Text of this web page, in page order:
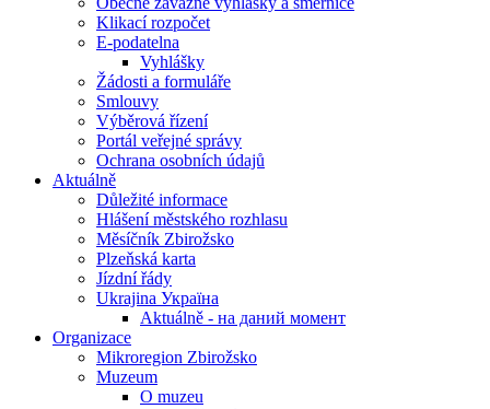
Klikací rozpočet
E-podatelna
Vyhlášky
Žádosti a formuláře
Smlouvy
Výběrová řízení
Portál veřejné správy
Ochrana osobních údajů
Aktuálně
Důležité informace
Hlášení městského rozhlasu
Měsíčník Zbirožsko
Plzeňská karta
Jízdní řády
Ukrajina Україна
Aktuálně - на даний момент
Organizace
Mikroregion Zbirožsko
Muzeum
O muzeu